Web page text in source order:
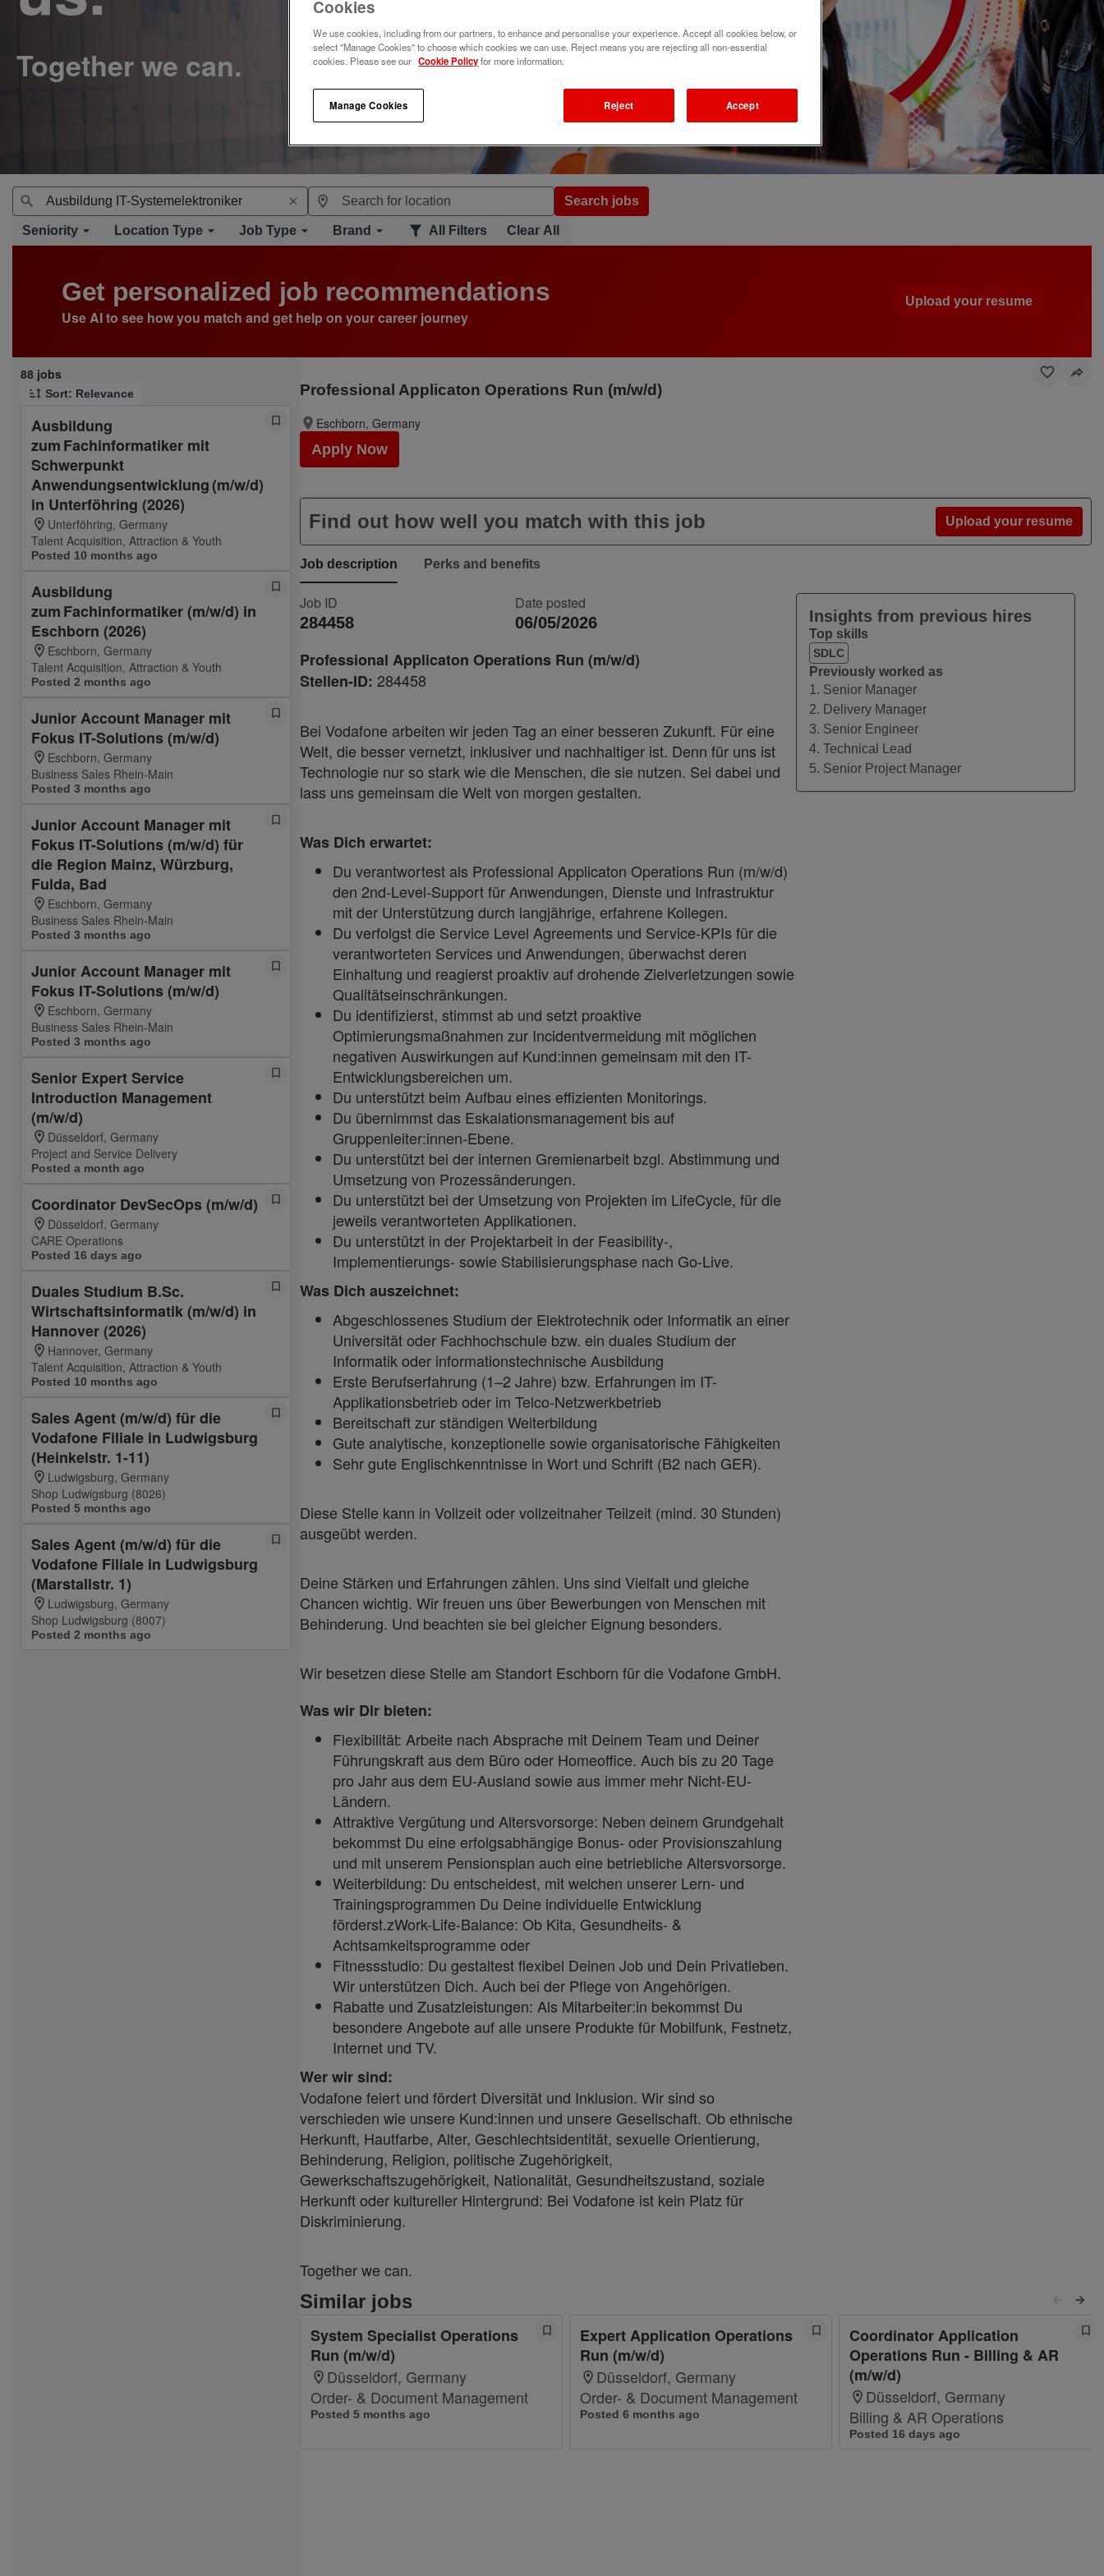
Search jobs
Seniority Location Type Job Type Brand All Filters Clear All
Get personalized job recommendations
Use AI to see how you match and get help on your career journey
Upload your resume
88 jobs
Sort: Relevance
Ausbildung
zum Fachinformatiker mit
Schwerpunkt
Anwendungsentwicklung (m/w/d)
in Unterföhring (2026)
Unterföhring, Germany
Talent Acquisition, Attraction & Youth
Posted 10 months ago
Ausbildung
zum Fachinformatiker (m/w/d) in
Eschborn (2026)
Eschborn, Germany
Talent Acquisition, Attraction & Youth
Posted 2 months ago
Junior Account Manager mit
Fokus IT-Solutions (m/w/d)
Eschborn, Germany
Business Sales Rhein-Main
Posted 3 months ago
Junior Account Manager mit
Fokus IT-Solutions (m/w/d) für
die Region Mainz, Würzburg,
Fulda, Bad
Eschborn, Germany
Business Sales Rhein-Main
Posted 3 months ago
Junior Account Manager mit
Fokus IT-Solutions (m/w/d)
Eschborn, Germany
Business Sales Rhein-Main
Posted 3 months ago
Senior Expert Service
Introduction Management
(m/w/d)
Düsseldorf, Germany
Project and Service Delivery
Posted a month ago
Coordinator DevSecOps (m/w/d)
Düsseldorf, Germany
CARE Operations
Posted 16 days ago
Duales Studium B.Sc.
Wirtschaftsinformatik (m/w/d) in
Hannover (2026)
Hannover, Germany
Talent Acquisition, Attraction & Youth
Posted 10 months ago
Sales Agent (m/w/d) für die
Vodafone Filiale in Ludwigsburg
(Heinkelstr. 1-11)
Ludwigsburg, Germany
Shop Ludwigsburg (8026)
Posted 5 months ago
Sales Agent (m/w/d) für die
Vodafone Filiale in Ludwigsburg
(Marstallstr. 1)
Ludwigsburg, Germany
Shop Ludwigsburg (8007)
Posted 2 months ago
Page 1 of 9
Professional Applicaton Operations Run (m/w/d)
Eschborn, Germany
Apply Now
Find out how well you match with this job Upload your resume
Job description Perks and benefits
Job ID
284458
Date posted
06/05/2026
Professional Applicaton Operations Run (m/w/d)
Stellen-ID: 284458
Bei Vodafone arbeiten wir jeden Tag an einer besseren Zukunft. Für eine
Welt, die besser vernetzt, inklusiver und nachhaltiger ist. Denn für uns ist
Technologie nur so stark wie die Menschen, die sie nutzen. Sei dabei und
lass uns gemeinsam die Welt von morgen gestalten.
Was Dich erwartet:
Du verantwortest als Professional Applicaton Operations Run (m/w/d)
den 2nd-Level-Support für Anwendungen, Dienste und Infrastruktur
mit der Unterstützung durch langjährige, erfahrene Kollegen.
Du verfolgst die Service Level Agreements und Service-KPIs für die
verantworteten Services und Anwendungen, überwachst deren
Einhaltung und reagierst proaktiv auf drohende Zielverletzungen sowie
Qualitätseinschränkungen.
Du identifizierst, stimmst ab und setzt proaktive
Optimierungsmaßnahmen zur Incidentvermeidung mit möglichen
negativen Auswirkungen auf Kund:innen gemeinsam mit den IT-
Entwicklungsbereichen um.
Du unterstützt beim Aufbau eines effizienten Monitorings.
Du übernimmst das Eskalationsmanagement bis auf
Gruppenleiter:innen-Ebene.
Du unterstützt bei der internen Gremienarbeit bzgl. Abstimmung und
Umsetzung von Prozessänderungen.
Du unterstützt bei der Umsetzung von Projekten im LifeCycle, für die
jeweils verantworteten Applikationen.
Du unterstützt in der Projektarbeit in der Feasibility-,
Implementierungs- sowie Stabilisierungsphase nach Go-Live.
Was Dich auszeichnet:
Abgeschlossenes Studium der Elektrotechnik oder Informatik an einer
Universität oder Fachhochschule bzw. ein duales Studium der
Informatik oder informationstechnische Ausbildung
Erste Berufserfahrung (1–2 Jahre) bzw. Erfahrungen im IT-
Applikationsbetrieb oder im Telco-Netzwerkbetrieb
Bereitschaft zur ständigen Weiterbildung
Gute analytische, konzeptionelle sowie organisatorische Fähigkeiten
Sehr gute Englischkenntnisse in Wort und Schrift (B2 nach GER).
Diese Stelle kann in Vollzeit oder vollzeitnaher Teilzeit (mind. 30 Stunden)
ausgeübt werden.
Deine Stärken und Erfahrungen zählen. Uns sind Vielfalt und gleiche
Chancen wichtig. Wir freuen uns über Bewerbungen von Menschen mit
Behinderung. Und beachten sie bei gleicher Eignung besonders.
Wir besetzen diese Stelle am Standort Eschborn für die Vodafone GmbH.
Was wir Dir bieten:
Flexibilität: Arbeite nach Absprache mit Deinem Team und Deiner
Führungskraft aus dem Büro oder Homeoffice. Auch bis zu 20 Tage
pro Jahr aus dem EU-Ausland sowie aus immer mehr Nicht-EU-
Ländern.
Attraktive Vergütung und Altersvorsorge: Neben deinem Grundgehalt
bekommst Du eine erfolgsabhängige Bonus- oder Provisionszahlung
und mit unserem Pensionsplan auch eine betriebliche Altersvorsorge.
Weiterbildung: Du entscheidest, mit welchen unserer Lern- und
Trainingsprogrammen Du Deine individuelle Entwicklung
förderst.zWork-Life-Balance: Ob Kita, Gesundheits- &
Achtsamkeitsprogramme oder
Fitnessstudio: Du gestaltest flexibel Deinen Job und Dein Privatleben.
Wir unterstützen Dich. Auch bei der Pflege von Angehörigen.
Rabatte und Zusatzleistungen: Als Mitarbeiter:in bekommst Du
besondere Angebote auf alle unsere Produkte für Mobilfunk, Festnetz,
Internet und TV.
Wer wir sind:
Vodafone feiert und fördert Diversität und Inklusion. Wir sind so
verschieden wie unsere Kund:innen und unsere Gesellschaft. Ob ethnische
Herkunft, Hautfarbe, Alter, Geschlechtsidentität, sexuelle Orientierung,
Behinderung, Religion, politische Zugehörigkeit,
Gewerkschaftszugehörigkeit, Nationalität, Gesundheitszustand, soziale
Herkunft oder kultureller Hintergrund: Bei Vodafone ist kein Platz für
Diskriminierung.
Together we can.
Insights from previous hires
Top skills
SDLC
Previously worked as
1. Senior Manager
2. Delivery Manager
3. Senior Engineer
4. Technical Lead
5. Senior Project Manager
Similar jobs
System Specialist Operations
Run (m/w/d)
Düsseldorf, Germany
Order- & Document Management
Posted 5 months ago
Expert Application Operations
Run (m/w/d)
Düsseldorf, Germany
Order- & Document Management
Posted 6 months ago
Coordinator Application
Operations Run - Billing & AR
(m/w/d)
Düsseldorf, Germany
Billing & AR Operations
Posted 16 days ago
Cookies
We use cookies, including from our partners, to enhance and personalise your experience. Accept all cookies below, or
select "Manage Cookies" to choose which cookies we can use. Reject means you are rejecting all non-essential
cookies. Please see our Cookie Policyfor more information.
Manage Cookies Reject Accept